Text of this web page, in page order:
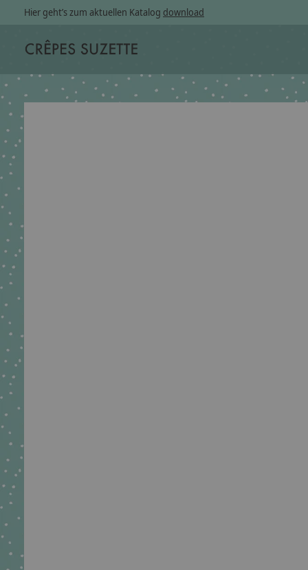
Hier geht’s zum aktuellen Katalog download